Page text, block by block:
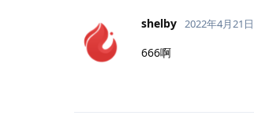
shelby 2022年4月21日
666啊